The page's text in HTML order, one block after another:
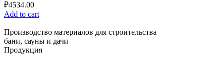
₽4534.00
Add to cart
Производство материалов для строительства
бани, сауны и дачи
Продукция